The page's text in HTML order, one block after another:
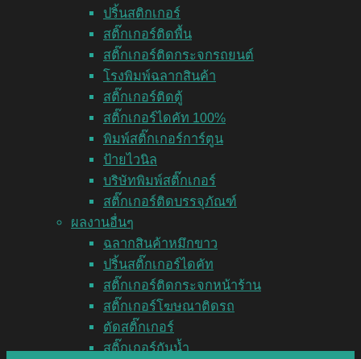
ปริ้นสติกเกอร์
สติ๊กเกอร์ติดพื้น
สติ๊กเกอร์ติดกระจกรถยนต์
โรงพิมพ์ฉลากสินค้า
สติ๊กเกอร์ติดตู้
สติ๊กเกอร์ไดคัท 100%
พิมพ์สติ๊กเกอร์การ์ตูน
ป้ายไวนิล
บริษัทพิมพ์สติ๊กเกอร์
สติ๊กเกอร์ติดบรรจุภัณฑ์
ผลงานอื่นๆ
ฉลากสินค้าหมึกขาว
ปริ้นสติ๊กเกอร์ไดคัท
สติ๊กเกอร์ติดกระจกหน้าร้าน
สติ๊กเกอร์โฆษณาติดรถ
ตัดสติ๊กเกอร์
สติ๊กเกอร์กันน้ำ